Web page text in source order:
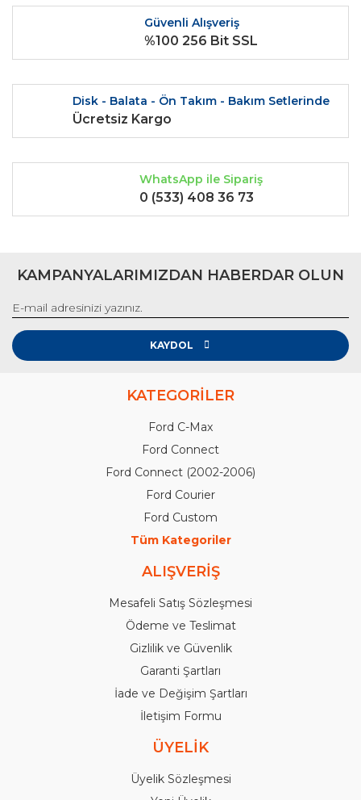
Güvenli Alışveriş
%100 256 Bit SSL
Disk - Balata - Ön Takım - Bakım Setlerinde
Ücretsiz Kargo
WhatsApp ile Sipariş
0 (533) 408 36 73
KAMPANYALARIMIZDAN HABERDAR OLUN
KAYDOL
KATEGORİLER
Ford C-Max
Ford Connect
Ford Connect (2002-2006)
Ford Courier
Ford Custom
Tüm Kategoriler
ALIŞVERİŞ
Mesafeli Satış Sözleşmesi
Ödeme ve Teslimat
Gizlilik ve Güvenlik
Garanti Şartları
İade ve Değişim Şartları
İletişim Formu
ÜYELİK
Üyelik Sözleşmesi